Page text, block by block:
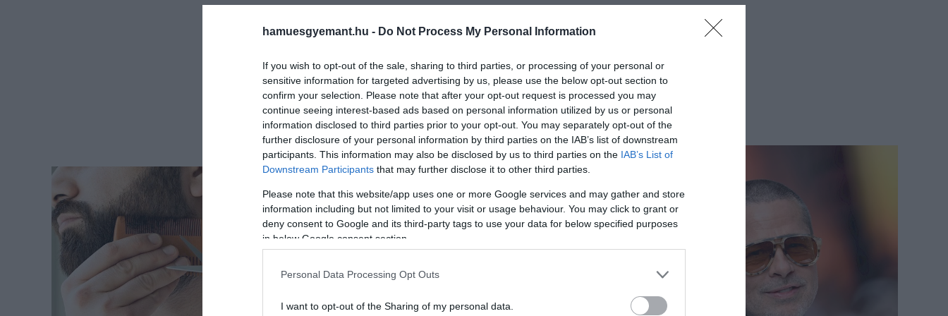
hamuesgyemant.hu - Do Not Process My Personal Information
If you wish to opt-out of the sale, sharing to third parties, or processing of your personal or
sensitive information for targeted advertising by us, please use the below opt-out section to
confirm your selection. Please note that after your opt-out request is processed you may
continue seeing interest-based ads based on personal information utilized by us or personal
information disclosed to third parties prior to your opt-out. You may separately opt-out of the
further disclosure of your personal information by third parties on the IAB’s list of downstream
participants. This information may also be disclosed by us to third parties on the IAB’s List of
Downstream Participants that may further disclose it to other third parties.
Please note that this website/app uses one or more Google services and may gather and store
information including but not limited to your visit or usage behaviour. You may click to grant or
deny consent to Google and its third-party tags to use your data for below specified purposes
in below Google consent section.
Personal Data Processing Opt Outs
I want to opt-out of the Sharing of my personal data.